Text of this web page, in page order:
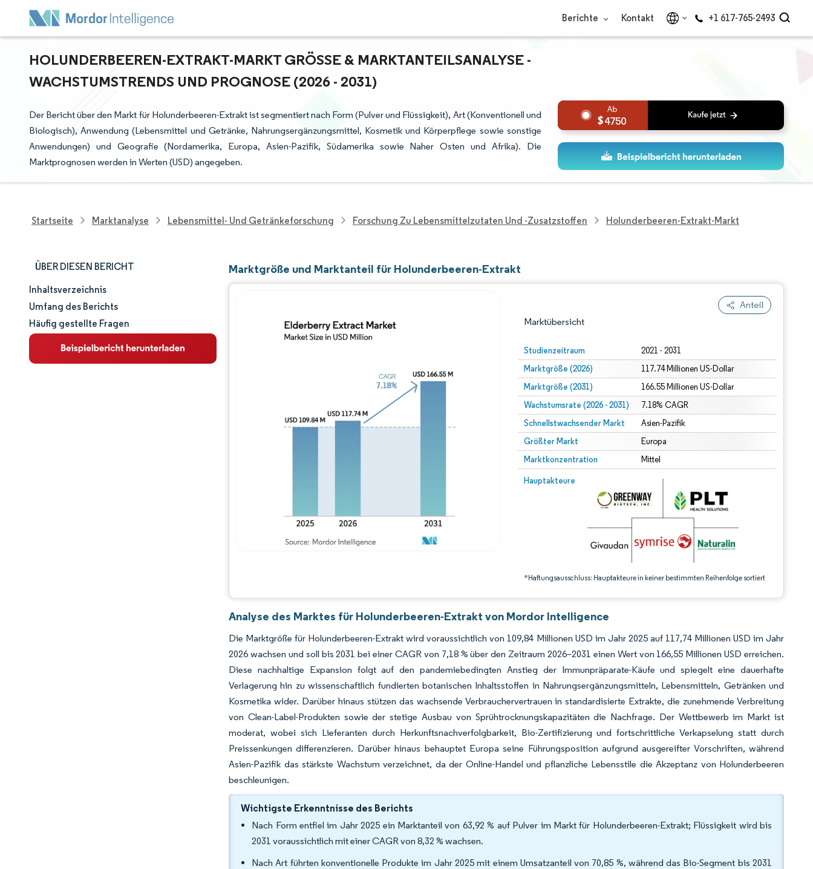
Berichte Kontakt +1 617-765-2493
HOLUNDERBEEREN-EXTRAKT-MARKT GRÖSSE & MARKTANTEILSANALYSE - W
ACHSTUMSTRENDS UND PROGNOSE (2026 - 2031)
Der Bericht über den Markt für Holunderbeeren-Extrakt ist segmentiert nach Form (Pulver und Flüssigkeit), Art (Konventionell und
Biologisch), Anwendung (Lebensmittel und Getränke, Nahrungsergänzungsmittel, Kosmetik und Körperpflege sowie sonstige
Anwendungen) und Geografie (Nordamerika, Europa, Asien-Pazifik, Südamerika sowie Naher Osten und Afrika). Die
Marktprognosen werden in Werten (USD) angegeben.
4750
Startseite Marktanalyse Lebensmittel- Und Getränkeforschung Forschung Zu Lebensmittelzutaten Und -zusatzstoffen Holunderbeeren-Extrakt-Markt
ÜBER DIESEN BERICHT
Marktgröße und -anteil
Marktanalyse
Trends und Einblicke
Inhaltsverzeichnis
Umfang des Berichts
Häufig gestellte Fragen
Marktgröße und Marktanteil für Holunderbeeren-Extrakt
Anteil
Marktübersicht
Studienzeitraum 2021 - 2031
Marktgröße (2026) 117.74 Millionen US-Dollar
Marktgröße (2031) 166.55 Millionen US-Dollar
Wachstumsrate (2026 - 2031) 7.18% CAGR
Schnellstwachsender Markt Asien-Pazifik
Größter Markt Europa
Marktkonzentration Mittel
Hauptakteure
*Haftungsausschluss: Hauptakteure in keiner bestimmten Reihenfolge sortiert
Bild © Mordor Intelligence. Wiederverwendung erfordert Namensnennung gemäß CC BY 4.0.
Bild © Mordor Intelligence. Wiederverwendung erfordert Namensnennung gemäß CC BY 4.0.
Analyse des Marktes für Holunderbeeren-Extrakt von Mordor Intelligence
Die Marktgröße für Holunderbeeren-Extrakt wird voraussichtlich von 109,84 Millionen USD im Jahr 2025 auf 117,74 Millionen USD im Jahr
2026 wachsen und soll bis 2031 bei einer CAGR von 7,18 % über den Zeitraum 2026–2031 einen Wert von 166,55 Millionen USD erreichen.
Diese nachhaltige Expansion folgt auf den pandemiebedingten Anstieg der Immunpräparate-Käufe und spiegelt eine dauerhafte
Verlagerung hin zu wissenschaftlich fundierten botanischen Inhaltsstoffen in Nahrungsergänzungsmitteln, Lebensmitteln, Getränken und
Kosmetika wider. Darüber hinaus stützen das wachsende Verbrauchervertrauen in standardisierte Extrakte, die zunehmende Verbreitung
von Clean-Label-Produkten sowie der stetige Ausbau von Sprühtrocknungskapazitäten die Nachfrage. Der Wettbewerb im Markt ist
moderat, wobei sich Lieferanten durch Herkunftsnachverfolgbarkeit, Bio-Zertifizierung und fortschrittliche Verkapselung statt durch
Preissenkungen differenzieren. Darüber hinaus behauptet Europa seine Führungsposition aufgrund ausgereifter Vorschriften, während
Asien-Pazifik das stärkste Wachstum verzeichnet, da der Online-Handel und pflanzliche Lebensstile die Akzeptanz von Holunderbeeren
beschleunigen.
Wichtigste Erkenntnisse des Berichts
Nach Form entfiel im Jahr 2025 ein Marktanteil von 63,92 % auf Pulver im Markt für Holunderbeeren-Extrakt; Flüssigkeit wird bis
2031 voraussichtlich mit einer CAGR von 8,32 % wachsen.
Nach Art führten konventionelle Produkte im Jahr 2025 mit einem Umsatzanteil von 70,85 %, während das Bio-Segment bis 2031